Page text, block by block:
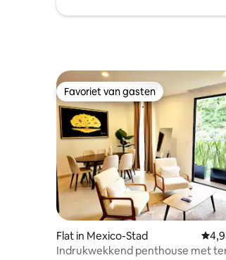
Favoriet van gasten
Favoriet van gasten
Flat in Mexico-Stad
Indrukwekkend penthouse met